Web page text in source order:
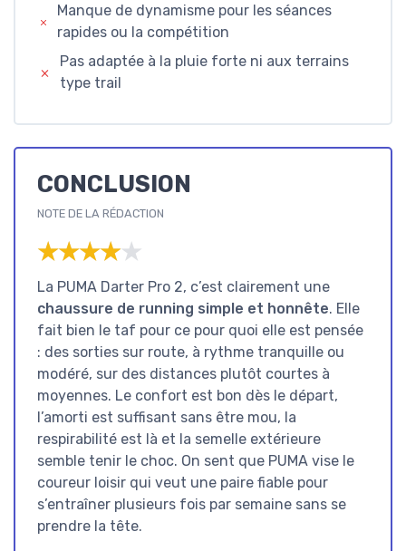
Manque de dynamisme pour les séances
rapides ou la compétition
Pas adaptée à la pluie forte ni aux terrains
type trail
CONCLUSION
NOTE DE LA RÉDACTION
★★★★★
★★★★★
La PUMA Darter Pro 2, c’est clairement une
chaussure de running simple et honnête. Elle
fait bien le taf pour ce pour quoi elle est pensée
: des sorties sur route, à rythme tranquille ou
modéré, sur des distances plutôt courtes à
moyennes. Le confort est bon dès le départ,
l’amorti est suffisant sans être mou, la
respirabilité est là et la semelle extérieure
semble tenir le choc. On sent que PUMA vise le
coureur loisir qui veut une paire fiable pour
s’entraîner plusieurs fois par semaine sans se
prendre la tête.